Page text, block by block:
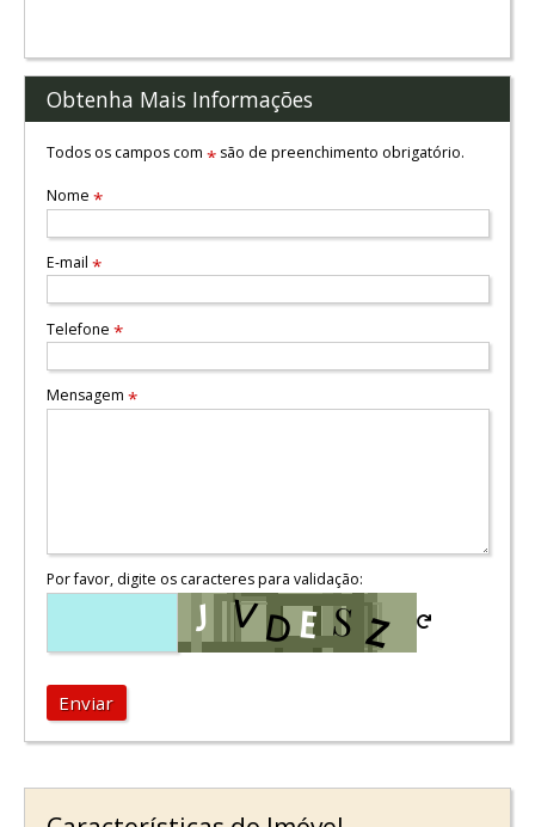
Obtenha Mais Informações
Todos os campos com *são de preenchimento obrigatório.
Nome *
E-mail *
Telefone *
Mensagem *
Por favor, digite os caracteres para validação:
Enviar